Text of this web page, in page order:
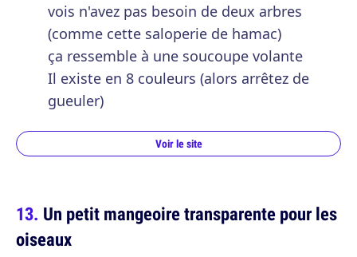
vois n'avez pas besoin de deux arbres
(comme cette saloperie de hamac)
ça ressemble à une soucoupe volante
Il existe en 8 couleurs (alors arrêtez de
gueuler)
Voir le site
Un petit mangeoire transparente pour les
oiseaux